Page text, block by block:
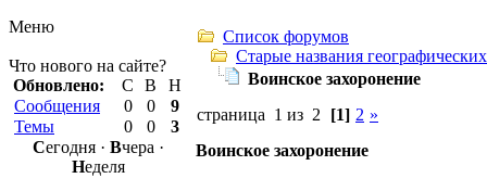
Меню
Что нового на сайте?
Обновлено:
С В
Н
Сообщения
0 0
9
Темы
0 0
3
Сегодня · Вчера ·
Неделя
Список форумов
Старые названия
Воинское захоронение
страница 1 из 2
[1] 2 »
Воинское захоронение